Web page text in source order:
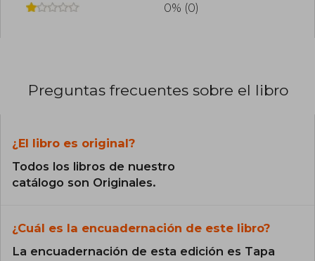
0% (0)
Preguntas frecuentes sobre el libro
¿El libro es original?
Todos los libros de nuestro
catálogo son Originales.
¿Cuál es la encuadernación de este libro?
La encuadernación de esta edición es Tapa